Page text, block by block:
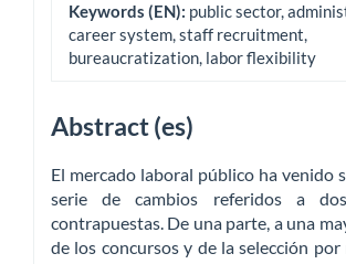
Keywords (EN): public sector,
career system, staff recruitment,
bureaucratization, labor flexibility
Abstract (es)
El mercado laboral público ha venido
serie de cambios referidos a
contrapuestas. De una parte, a una
de los concursos y de la selección